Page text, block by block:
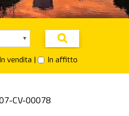
In vendita | In affitto
CV-00078